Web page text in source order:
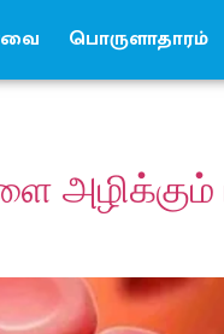
பொருளாதாரம்
அழிக்கும்